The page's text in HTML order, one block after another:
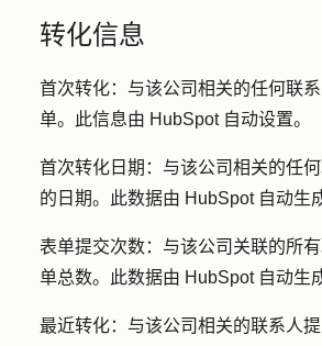
转化信息
首次转化： 与该公司相关的任何联
单。此信息由 HubSpot 自动设置。
首次转化日期： 与该公司相关的任
的日期。此数据由 HubSpot 自动生
表单提交次数： 与该公司关联的所
单总数。此数据由 HubSpot 自动生
最近转化： 与该公司相关的联系人